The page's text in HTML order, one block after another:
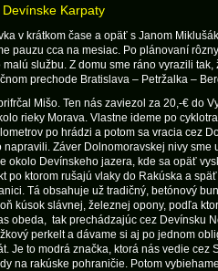
Karpaty
v krátkom čase a opäť s Janom
pauzu cca na mesiac. Po plánovaní
službu. Z domu sme ráno vyrazili tak,
prechode Bratislava – Petržalka –
Mišo. Ten nás zaviezol za 20,-€ do
rieky Morava. Vlastne ideme po
po hrádzi a potom sa vracia cez
napravili. Záver Dolnomoravskej nivy
okolo Devínskeho jazera, kde sa opäť
po ktorom rušajú vlaky do Rakúska a
Tá obsahuje už tradičný, betónový
kúsok slávnej, železnej opony, podľa
obeda, tak prechádzajúc cez Devínsku
perkelt a dávame si aj po jednom
Je to modrá značka, ktorá nás vedie
na rakúske pohraničie. Potom